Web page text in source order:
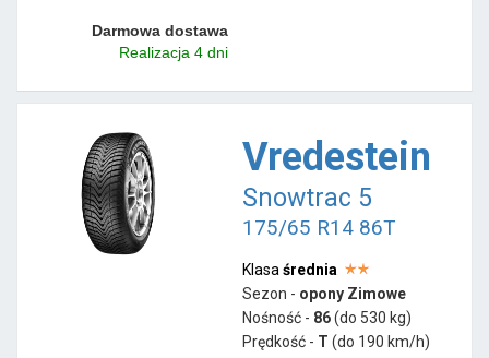
Darmowa dostawa
Realizacja 4 dni
Vredestein
Snowtrac 5
175/65 R14 86T
Klasa średnia
Sezon - opony Zimowe
Nośność - 86(do 530 kg)
Prędkość - T (do 190 km/h)